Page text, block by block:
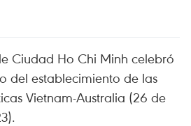
Ciudad Ho Chi Minh celebró
del establecimiento de las
Vietnam-Australia (26 de